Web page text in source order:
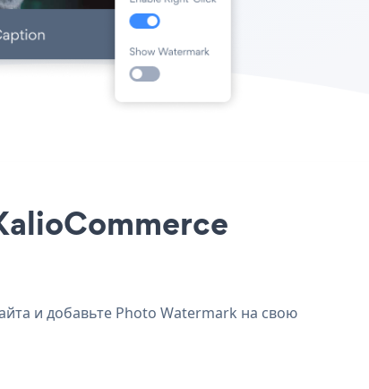
и добавьте Photo Watermark на свою